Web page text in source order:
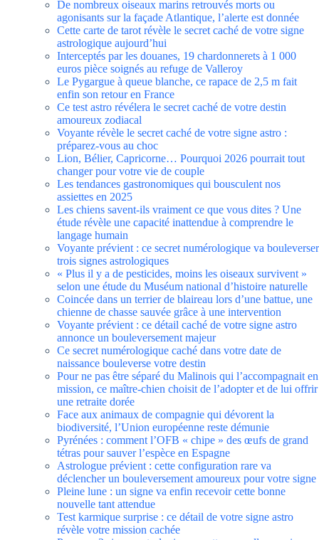
De nombreux oiseaux marins retrouvés morts ou
agonisants sur la façade Atlantique, l’alerte est donnée
Cette carte de tarot révèle le secret caché de votre signe
astrologique aujourd’hui
Interceptés par les douanes, 19 chardonnerets à 1 000
euros pièce soignés au refuge de Valleroy
Le Pygargue à queue blanche, ce rapace de 2,5 m fait
enfin son retour en France
Ce test astro révélera le secret caché de votre destin
amoureux zodiacal
Voyante révèle le secret caché de votre signe astro :
préparez-vous au choc
Lion, Bélier, Capricorne… Pourquoi 2026 pourrait tout
changer pour votre vie de couple
Les tendances gastronomiques qui bousculent nos
assiettes en 2025
Les chiens savent-ils vraiment ce que vous dites ? Une
étude révèle une capacité inattendue à comprendre le
langage humain
Voyante prévient : ce secret numérologique va bouleverser
trois signes astrologiques
« Plus il y a de pesticides, moins les oiseaux survivent »
selon une étude du Muséum national d’histoire naturelle
Coincée dans un terrier de blaireau lors d’une battue, une
chienne de chasse sauvée grâce à une intervention
Voyante prévient : ce détail caché de votre signe astro
annonce un bouleversement majeur
Ce secret numérologique caché dans votre date de
naissance bouleverse votre destin
Pour ne pas être séparé du Malinois qui l’accompagnait en
mission, ce maître-chien choisit de l’adopter et de lui offrir
une retraite dorée
Face aux animaux de compagnie qui dévorent la
biodiversité, l’Union européenne reste démunie
Pyrénées : comment l’OFB « chipe » des œufs de grand
tétras pour sauver l’espèce en Espagne
Astrologue prévient : cette configuration rare va
déclencher un bouleversement amoureux pour votre signe
Pleine lune : un signe va enfin recevoir cette bonne
nouvelle tant attendue
Test karmique surprise : ce détail de votre signe astro
révèle votre mission cachée